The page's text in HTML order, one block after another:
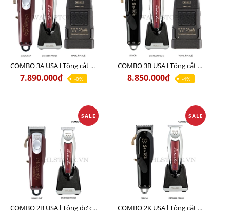
COMBO 3A USA l Tông cắt MAGIC + Tông viền DETAILER PRO LI + Cạo khô FINALE
7.890.000₫ -0%
COMBO 3B USA l Tông cắt SENIOR + Tông viền DETAILER PRO LI + Cạo khô FINALE
8.850.000₫ -4%
SALE
COMBO 2B USA l Tông đơ cắt Magic clip Red + Tông đơ viền Detailer Pro Li
SALE
COMBO 2K USA l Tông cắt SENIOR +Tông viền DETAILER PRO LI